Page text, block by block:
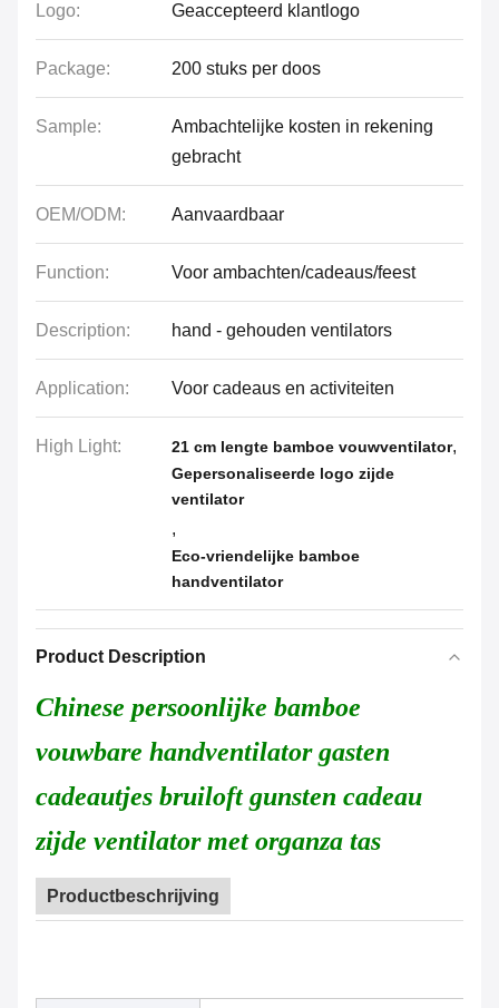
Logo: Geaccepteerd klantlogo
Package: 200 stuks per doos
Sample:
Ambachtelijke kosten in rekening
gebracht
OEM/ODM: Aanvaardbaar
Function: Voor ambachten/cadeaus/feest
Description: hand - gehouden ventilators
Application: Voor cadeaus en activiteiten
High Light: 21 cm lengte bamboe vouwventilator,
Gepersonaliseerde logo zijde
ventilator
,
Eco-vriendelijke bamboe
handventilator
Product Description
Chinese persoonlijke bamboe
vouwbare handventilator gasten
cadeautjes bruiloft gunsten cadeau
zijde ventilator met organza tas
Productbeschrijving